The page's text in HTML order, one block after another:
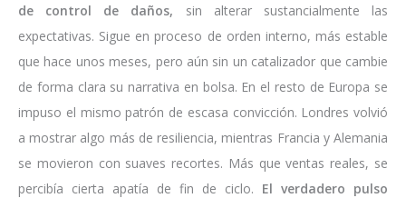
de control de daños,
sin alterar sustancialmente las
expectativas. Sigue en proceso de orden interno, más estable
que hace unos meses, pero aún sin un catalizador que cambie
de forma clara su narrativa en bolsa. En el resto de Europa se
impuso el mismo patrón de escasa convicción. Londres volvió
a mostrar algo más de resiliencia, mientras Francia y Alemania
se movieron con suaves recortes. Más que ventas reales, se
percibía cierta apatía de fin de ciclo. El verdadero pulso